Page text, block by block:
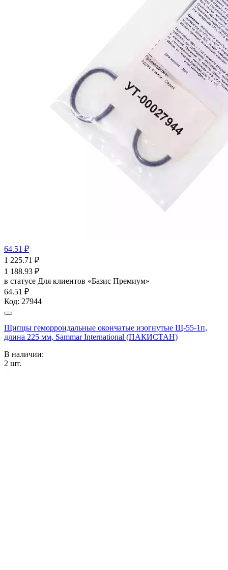
64.51 ₽
1 225.71 ₽
1 188.93 ₽
в статусе Для клиентов «Базис Премиум»
64.51 ₽
Код: 27944
Щипцы геморроидальные окончатые изогнутые Щ-55-1п,
длина 225 мм, Sammar International (ПАКИСТАН)
В наличии:
2 шт.